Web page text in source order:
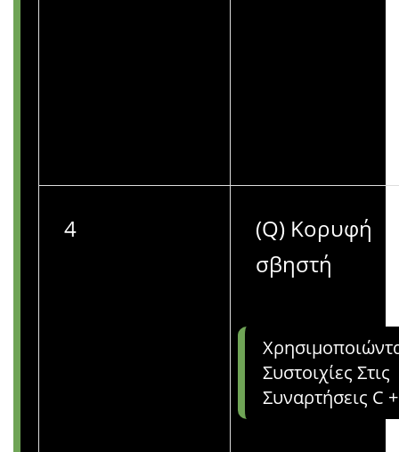
4
(Q) Κορυφή
σβηστή
Συστοιχίες Στις
Συναρτήσεις C